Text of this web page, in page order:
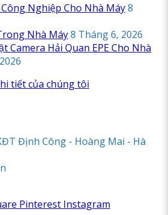
Nghiệp Cho Nhà Máy8
Nhà Máy8 Tháng 6, 2026
Camera Hải Quan EPE Cho Nhà
tiết của chúng tôi
Định Công - Hoàng Mai - Hà
Pinterest Instagram